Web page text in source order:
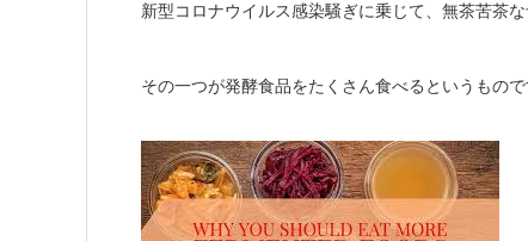
新型コロナウイルス感染騒ぎに乗じて、無茶苦茶
その一つが発酵食品をたくさん食べるというもので